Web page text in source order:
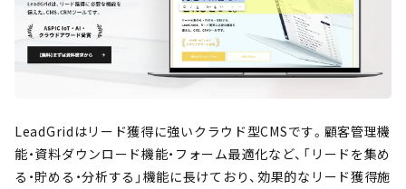
LeadGridはリード獲得に強いクラウド型CMSです。顧客管理機
能・資料ダウンロード機能・フォーム最適化など、「リードを集め
る・貯める・分析する」機能に長けており、効果的なリード獲得施